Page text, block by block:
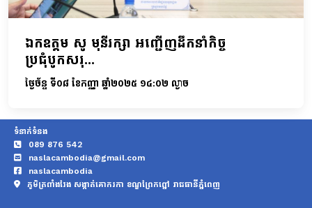
ឯកឧត្តម សូ មុនីរក្សា អញ្ជើញដឹកនាំកិច្ច
ប្រជុំបូកសរុ...
ថ្ងៃច័ន្ទ ទី០៨ ខែកញ្ញា ឆ្នាំ២០២៥ ១៤:០២ ល្ងាច
ទំនាក់ទំនង
089 876 542
naslacambodia@gmail.com
naslacambodia
ភូមិត្រពាំងវែង សង្កាត់គោករកា ខណ្ឌព្រែកព្នៅ រាជធានីភ្នំពេញ